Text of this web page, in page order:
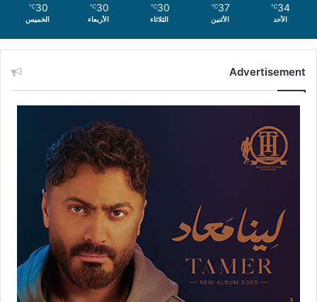
34
℃
الأحد
37
℃
الأثنين
30
℃
الثلاثاء
30
℃
الأربعاء
30
℃
الخميس
Advertisement